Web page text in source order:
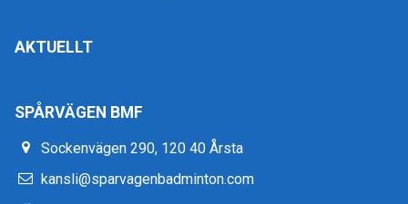
AKTUELLT
SPÅRVÄGEN BMF
Sockenvägen 290, 120 40 Årsta
kansli@sparvagenbadminton.com